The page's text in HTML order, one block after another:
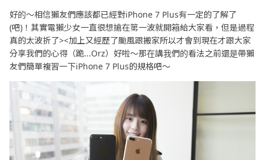
好的～相信獺友們應該都已經對iPhone 7 Plus有一定的了解了
(吧)！其實電獺少女一直很想搶在第一波就開箱給大家看，但是過程
真的太波折了><加上又經歷了颱風跟搬家所以才會到現在才跟大家
分享我們的心得（跪...Orz）好啦～那在講我們的看法之前還是帶獺
友們簡單複習一下iPhone 7 Plus的規格吧～